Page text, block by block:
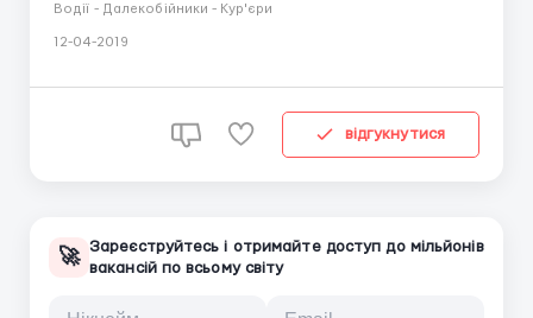
Дворазове харчування безкоштовне . Житло
Водії - Далекобійники - Кур'єри
12-04-2019
відгукнутися
🚀 Зареєструйтесь і отримайте доступ до мільйонів
вакансій по всьому світу